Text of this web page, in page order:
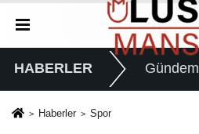
HABERLER Gündem
Haberler Spor